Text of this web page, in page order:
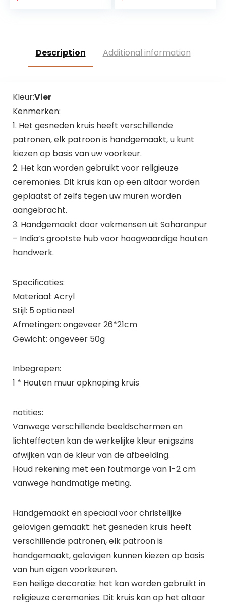
Description Additional information
Kleur:Vier
Kenmerken:
1. Het gesneden kruis heeft verschillende
patronen, elk patroon is handgemaakt, u kunt
kiezen op basis van uw voorkeur.
2. Het kan worden gebruikt voor religieuze
ceremonies. Dit kruis kan op een altaar worden
geplaatst of zelfs tegen uw muren worden
aangebracht.
3. Handgemaakt door vakmensen uit Saharanpur
– India’s grootste hub voor hoogwaardige houten
handwerk.
Specificaties:
Materiaal: Acryl
Stijl: 5 optioneel
Afmetingen: ongeveer 26*21cm
Gewicht: ongeveer 50g
Inbegrepen:
1 * Houten muur opknoping kruis
notities:
Vanwege verschillende beeldschermen en
lichteffecten kan de werkelijke kleur enigszins
afwijken van de kleur van de afbeelding.
Houd rekening met een foutmarge van 1-2 cm
vanwege handmatige meting.
Handgemaakt en speciaal voor christelijke
gelovigen gemaakt: het gesneden kruis heeft
verschillende patronen, elk patroon is
handgemaakt, gelovigen kunnen kiezen op basis
van hun eigen voorkeuren.
Een heilige decoratie: het kan worden gebruikt in
religieuze ceremonies. Dit kruis kan op het altaar